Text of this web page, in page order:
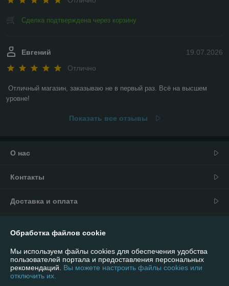
Сделка подтверждена через корзину
19.07.2026
Евгений
Отлично
Отличный магазин, заказываю не в первый раз. Всё на высшем
уровне!
Показать все отзывы
О нас
Контакты
Доставка и оплата
Полная версия сайта
Политика обработки cookies
Обработка файлов cookie
Мы используем файлы cookies для обеспечения удобства
пользователей портала и предоставления персональных
рекомендаций. Вы можете настроить файлы cookies или
отключить их.